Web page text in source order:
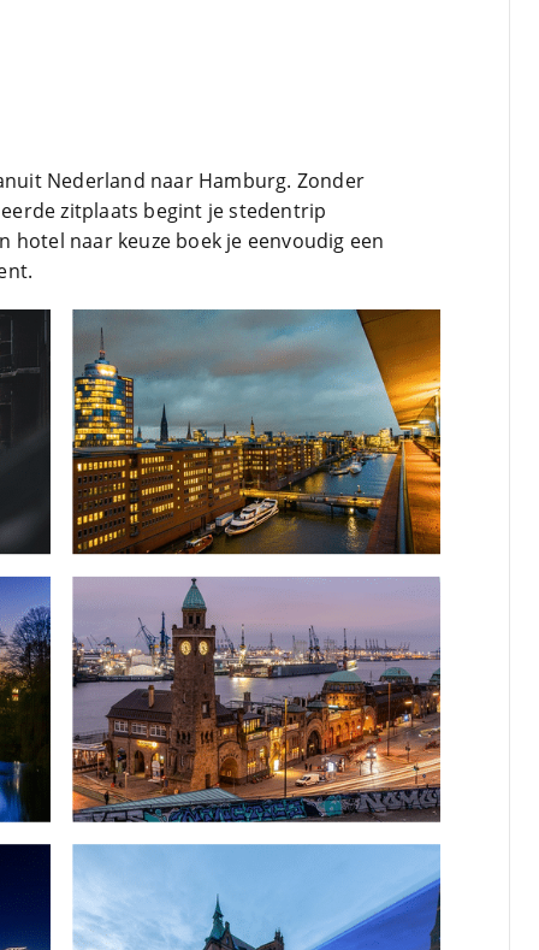
Nederland naar Hamburg. Zonder
zitplaats begint je stedentrip
naar keuze boek je eenvoudig een